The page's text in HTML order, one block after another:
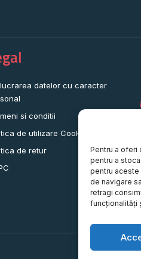
Pentru a oferi
pentru a
pentru aceste
de navigare
retragi
funcționalități
datelor cu caracter
si conditii
de utilizare Cookie-uri
de retur